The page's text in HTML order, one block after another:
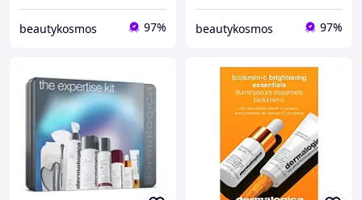
beautykosmos 97% beautykosmos 97%